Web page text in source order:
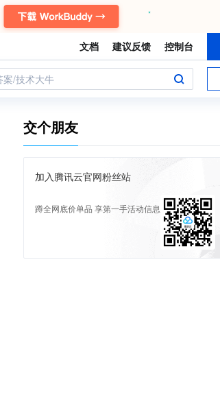
文档 建议反馈 控制台
案/技术大牛
交个朋友
加入腾讯云官网粉丝站
蹲全网底价单品 享第一手活动信息